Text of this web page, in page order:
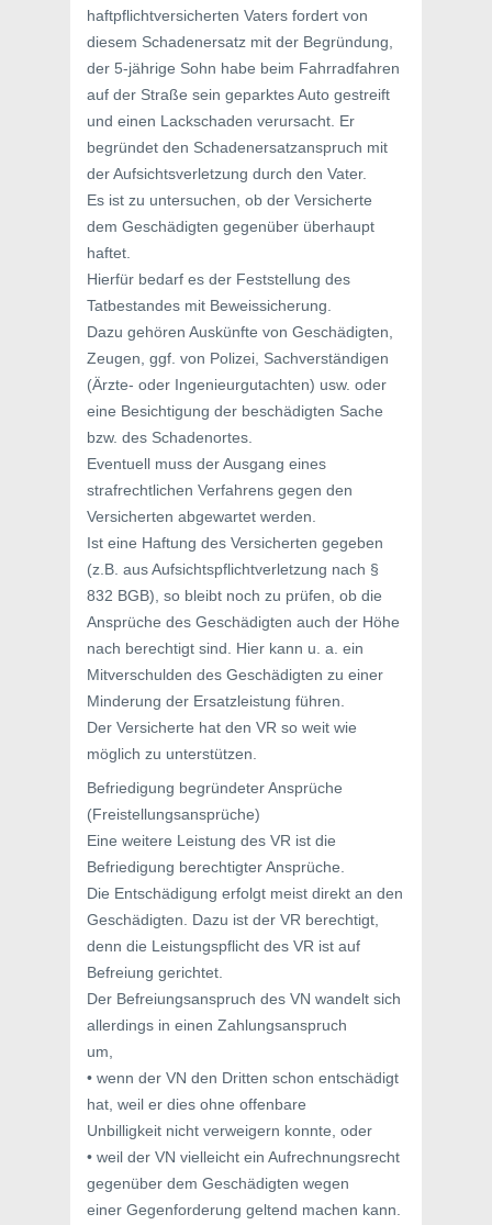
haftpflichtversicherten Vaters fordert von
diesem Schadenersatz mit der Begründung,
der 5-jährige Sohn habe beim Fahrradfahren
auf der Straße sein geparktes Auto gestreift
und einen Lackschaden verursacht. Er
begründet den Schadenersatzanspruch mit
der Aufsichtsverletzung durch den Vater.
Es ist zu untersuchen, ob der Versicherte
dem Geschädigten gegenüber überhaupt
haftet.
Hierfür bedarf es der Feststellung des
Tatbestandes mit Beweissicherung.
Dazu gehören Auskünfte von Geschädigten,
Zeugen, ggf. von Polizei, Sachverständigen
(Ärzte- oder Ingenieurgutachten) usw. oder
eine Besichtigung der beschädigten Sache
bzw. des Schadenortes.
Eventuell muss der Ausgang eines
strafrechtlichen Verfahrens gegen den
Versicherten abgewartet werden.
Ist eine Haftung des Versicherten gegeben
(z.B. aus Aufsichtspflichtverletzung nach §
832 BGB), so bleibt noch zu prüfen, ob die
Ansprüche des Geschädigten auch der Höhe
nach berechtigt sind. Hier kann u. a. ein
Mitverschulden des Geschädigten zu einer
Minderung der Ersatzleistung führen.
Der Versicherte hat den VR so weit wie
möglich zu unterstützen.
Befriedigung begründeter Ansprüche
(Freistellungsansprüche)
Eine weitere Leistung des VR ist die
Befriedigung berechtigter Ansprüche.
Die Entschädigung erfolgt meist direkt an den
Geschädigten. Dazu ist der VR berechtigt,
denn die Leistungspflicht des VR ist auf
Befreiung gerichtet.
Der Befreiungsanspruch des VN wandelt sich
allerdings in einen Zahlungsanspruch
um,
• wenn der VN den Dritten schon entschädigt
hat, weil er dies ohne offenbare
Unbilligkeit nicht verweigern konnte, oder
• weil der VN vielleicht ein Aufrechnungsrecht
gegenüber dem Geschädigten wegen
einer Gegenforderung geltend machen kann.